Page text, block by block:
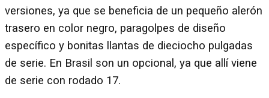
versiones, ya que se beneficia de un pequeño alerón
trasero en color negro, paragolpes de diseño
específico y bonitas llantas de dieciocho pulgadas
de serie. En Brasil son un opcional, ya que allí viene
de serie con rodado 17.